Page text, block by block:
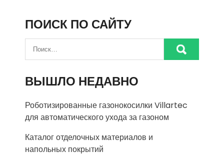
ПОИСК ПО САЙТУ
ВЫШЛО НЕДАВНО
Роботизированные газонокосилки Villartec
для автоматического ухода за газоном
Каталог отделочных материалов и
напольных покрытий